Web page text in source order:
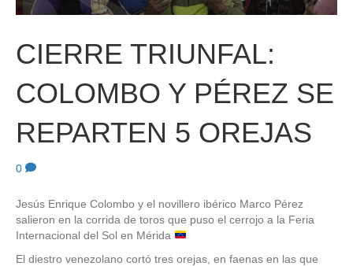
CIERRE TRIUNFAL:
COLOMBO Y PÉREZ SE
REPARTEN 5 OREJAS
0
Jesús Enrique Colombo y el novillero ibérico Marco Pérez
salieron en la corrida de toros que puso el cerrojo a la Feria
Internacional del Sol en Mérida
El diestro venezolano cortó tres orejas, en faenas en las que